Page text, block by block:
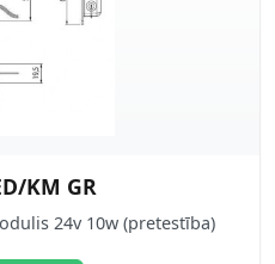
KM GR
24v 10w (pretestība)